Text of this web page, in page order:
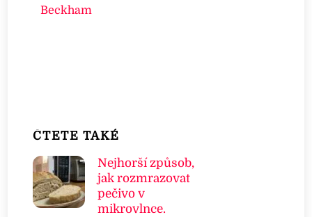
Beckham
ČTETE TAKÉ
Nejhorší způsob,
jak rozmrazovat
pečivo v
mikrovlnce.